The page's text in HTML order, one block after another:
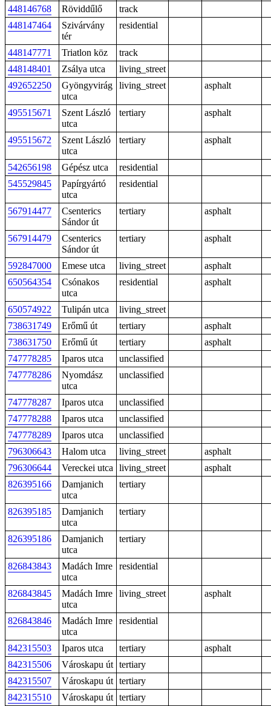
448146768
Röviddűlő
track
448147464
Szivárvány
tér
residential
448147771 Triatlon köz
track
448148401
Zsálya utca
living_street
492652250
Gyöngyvirág
utca
living_street asphalt
495515671
Szent László
utca
tertiary asphalt
495515672
Szent László
utca
tertiary asphalt
542656198 Gépész utca
residential
545529845
Papírgyártó
utca
residential
567914477
Csenterics
Sándor út
tertiary asphalt
567914479
Csenterics
Sándor út
tertiary asphalt
592847000 Emese utca living_street
asphalt
650564354
Csónakos
utca
residential asphalt
650574922 Tulipán utca
living_street
738631749
Erőmű út tertiary
asphalt
738631750
Erőmű út tertiary
asphalt
747778285
Iparos utca
unclassified
747778286
Nyomdász
utca
unclassified
747778287 Iparos utca
unclassified
747778288
Iparos utca
unclassified
747778289
Iparos utca
unclassified
796306643
Halom utca living_street
asphalt
796306644
Vereckei utca living_street
asphalt
826395166
Damjanich
utca
tertiary
826395185
Damjanich
utca
tertiary
826395186
Damjanich
utca
tertiary
826843843
Madách Imre
utca
residential
826843845
Madách Imre
utca
living_street asphalt
826843846
Madách Imre
utca
residential
842315503 Iparos utca tertiary
asphalt
842315506
Városkapu út tertiary
842315507
Városkapu út tertiary
842315510
Városkapu út tertiary